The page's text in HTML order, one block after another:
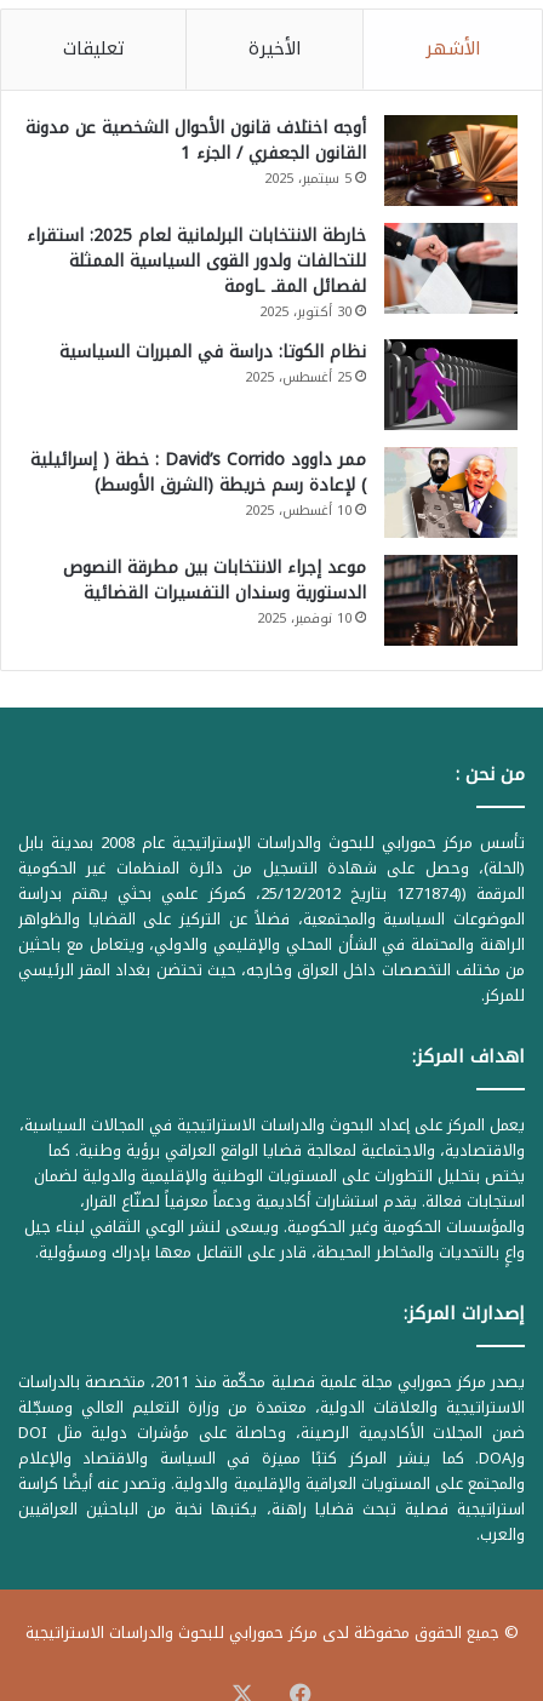
الأشهر الأخيرة تعليقات
أوجه اختلاف قانون الأحوال الشخصية عن مدونة
القانون الجعفري / الجزء 1
5 سبتمبر، 2025
خارطة الانتخابات البرلمانية لعام 2025: استقراء
للتحالفات ولدور القوى السياسية الممثلة
لفصائل المقـ ـاومة
30 أكتوبر، 2025
نظام الكوتا: دراسة في المبررات السياسية
25 أغسطس، 2025
ممر داوود David’s Corrido : خطة ( إسرائيلية
) لإعادة رسم خريطة (الشرق الأوسط)
10 أغسطس، 2025
موعد إجراء الانتخابات بين مطرقة النصوص
الدستورية وسندان التفسيرات القضائية
10 نوفمبر، 2025
من نحن :
تأسس مركز حمورابي للبحوث والدراسات الإستراتيجية عام 2008 بمدينة بابل
(الحلة)، وحصل على شهادة التسجيل من دائرة المنظمات غير الحكومية
المرقمة ((1Z71874 بتاريخ 25/12/2012، كمركز علمي بحثي يهتم بدراسة
الموضوعات السياسية والمجتمعية، فضلاً عن التركيز على القضايا والظواهر
الراهنة والمحتملة في الشأن المحلي والإقليمي والدولي، ويتعامل مع باحثين
من مختلف التخصصات داخل العراق وخارجه، حيث تحتضن بغداد المقر الرئيسي
للمركز.
اهداف المركز:
يعمل المركز على إعداد البحوث والدراسات الاستراتيجية في المجالات السياسية،
والاقتصادية، والاجتماعية لمعالجة قضايا الواقع العراقي برؤية وطنية. كما
يختص بتحليل التطورات على المستويات الوطنية والإقليمية والدولية لضمان
استجابات فعالة. يقدم استشارات أكاديمية ودعماً معرفياً لصنّاع القرار،
والمؤسسات الحكومية وغير الحكومية. ويسعى لنشر الوعي الثقافي لبناء جيل
واعٍ بالتحديات والمخاطر المحيطة، قادر على التفاعل معها بإدراك ومسؤولية.
إصدارات المركز:
يصدر مركز حمورابي مجلة علمية فصلية محكّمة منذ 2011، متخصصة بالدراسات
الاستراتيجية والعلاقات الدولية، معتمدة من وزارة التعليم العالي ومسجّلة
ضمن المجلات الأكاديمية الرصينة، وحاصلة على مؤشرات دولية مثل DOI
وDOAJ. كما ينشر المركز كتبًا مميزة في السياسة والاقتصاد والإعلام
والمجتمع على المستويات العراقية والإقليمية والدولية. وتصدر عنه أيضًا كراسة
استراتيجية فصلية تبحث قضايا راهنة، يكتبها نخبة من الباحثين العراقيين
والعرب.
© جميع الحقوق محفوظة لدى مركز حمورابي للبحوث والدراسات الاستراتيجية